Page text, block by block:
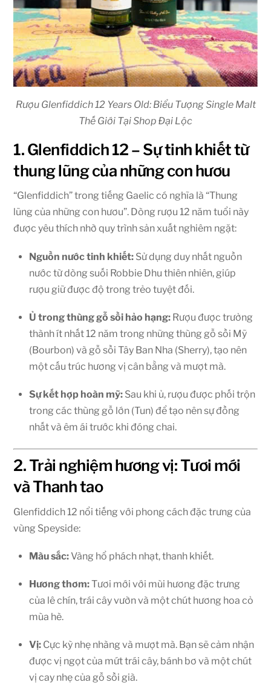
Rượu Glenfiddich 12 Years Old: Biểu Tượng Single Malt
Thế Giới Tại Shop Đại Lộc
1. Glenfiddich 12 – Sự tinh khiết từ
thung lũng của những con hươu
“Glenfiddich” trong tiếng Gaelic có nghĩa là “Thung
lũng của những con hươu”. Dòng rượu 12 năm tuổi này
được yêu thích nhờ quy trình sản xuất nghiêm ngặt:
Nguồn nước tinh khiết: Sử dụng duy nhất nguồn
nước từ dòng suối Robbie Dhu thiên nhiên, giúp
rượu giữ được độ trong trẻo tuyệt đối.
Ủ trong thùng gỗ sồi hảo hạng: Rượu được trưởng
thành ít nhất 12 năm trong những thùng gỗ sồi Mỹ
(Bourbon) và gỗ sồi Tây Ban Nha (Sherry), tạo nên
một cấu trúc hương vị cân bằng và mượt mà.
Sự kết hợp hoàn mỹ: Sau khi ủ, rượu được phối trộn
trong các thùng gỗ lớn (Tun) để tạo nên sự đồng
nhất và êm ái trước khi đóng chai.
2. Trải nghiệm hương vị: Tươi mới
và Thanh tao
Glenfiddich 12 nổi tiếng với phong cách đặc trưng của
vùng Speyside:
Màu sắc:Vàng hổ phách nhạt, thanh khiết.
Hương thơm:Tươi mới với mùi hương đặc trưng
của lê chín, trái cây vườn và một chút hương hoa cỏ
mùa hè.
Vị: Cực kỳ nhẹ nhàng và mượt mà. Bạn sẽ cảm nhận
được vị ngọt của mứt trái cây, bánh bơ và một chút
vị cay nhẹ của gỗ sồi già.